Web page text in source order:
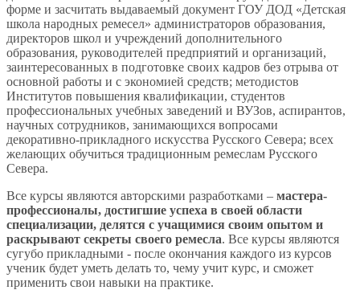
форме и засчитать выдаваемый документ ГОУ ДОД «Детская
школа народных ремесел» администраторов образования,
директоров школ и учреждений дополнительного
образования, руководителей предприятий и организаций,
заинтересованных в подготовке своих кадров без отрыва от
основной работы и с экономией средств; методистов
Институтов повышения квалификации, студентов
профессиональных учебных заведений и ВУЗов, аспирантов,
научных сотрудников, занимающихся вопросами
декоративно-прикладного искусства Русского Севера; всех
желающих обучиться традиционным ремеслам Русского
Севера.
Все курсы являются авторскими разработками – мастера-
профессионалы, достигшие успеха в своей области
специализации, делятся с учащимися своим опытом и
раскрывают секреты своего ремесла. Все курсы являются
сугубо прикладными - после окончания каждого из курсов
ученик будет уметь делать то, чему учит курс, и сможет
применить свои навыки на практике.